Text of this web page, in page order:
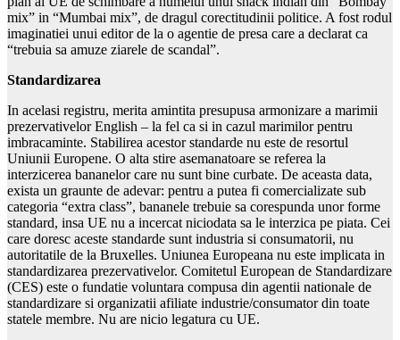
mix” in “Mumbai mix”, de dragul corectitudinii politice. A fost rodul
imaginatiei unui editor de la o agentie de presa care a declarat ca
“trebuia sa amuze ziarele de scandal”.
Standardizarea
In acelasi registru, merita amintita presupusa armonizare a marimii
prezervativelor English – la fel ca si in cazul marimilor pentru
imbracaminte. Stabilirea acestor standarde nu este de resortul
Uniunii Europene. O alta stire asemanatoare se referea la
interzicerea bananelor care nu sunt bine curbate. De aceasta data,
exista un graunte de adevar: pentru a putea fi comercializate sub
categoria “extra class”, bananele trebuie sa corespunda unor forme
standard, insa UE nu a incercat niciodata sa le interzica pe piata. Cei
care doresc aceste standarde sunt industria si consumatorii, nu
autoritatile de la Bruxelles. Uniunea Europeana nu este implicata in
standardizarea prezervativelor. Comitetul European de Standardizare
(CES) este o fundatie voluntara compusa din agentii nationale de
standardizare si organizatii afiliate industrie/consumator din toate
statele membre. Nu are nicio legatura cu UE.